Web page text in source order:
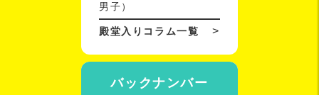
男子）
殿堂入りコラム一覧
バックナンバー